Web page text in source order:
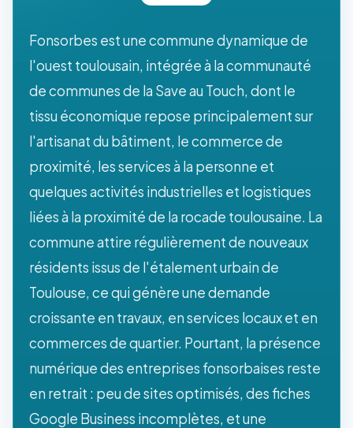
Fonsorbes est une commune dynamique de
l'ouest toulousain, intégrée à la communauté
de communes de la Save au Touch, dont le
tissu économique repose principalement sur
l'artisanat du bâtiment, le commerce de
proximité, les services à la personne et
quelques activités industrielles et logistiques
liées à la proximité de la rocade toulousaine. La
commune attire régulièrement de nouveaux
résidents issus de l'étalement urbain de
Toulouse, ce qui génère une demande
croissante en travaux, en services locaux et en
commerces de quartier. Pourtant, la présence
numérique des entreprises fonsorbaises reste
en retrait : peu de sites optimisés, des fiches
Google Business incomplètes, et une